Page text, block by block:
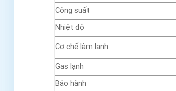
Công suất
Nhiệt độ
Cơ chế làm lạnh
Gas lạnh
Bảo hành